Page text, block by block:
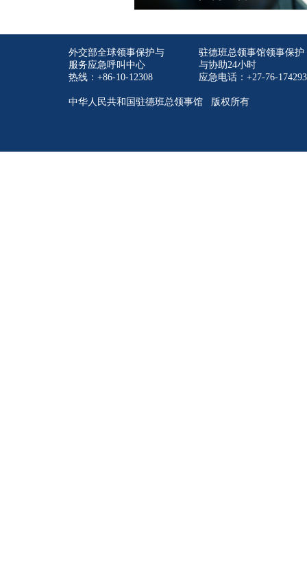
外交部全球领事保护与
服务应急呼叫中心
热线：+86-10-12308
驻德班总领事馆领事保护
与协助24小时
应急电话：+27-76-
中华人民共和国驻德班总领事馆 版权所有